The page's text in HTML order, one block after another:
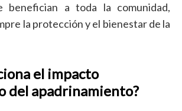
benefician a toda la comunidad,
la protección y el bienestar de la
el impacto
del apadrinamiento?